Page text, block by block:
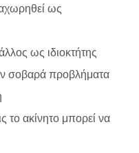
ως
ως ιδιοκτήτης
σοβαρά προβλήματα
το ακίνητο μπορεί να